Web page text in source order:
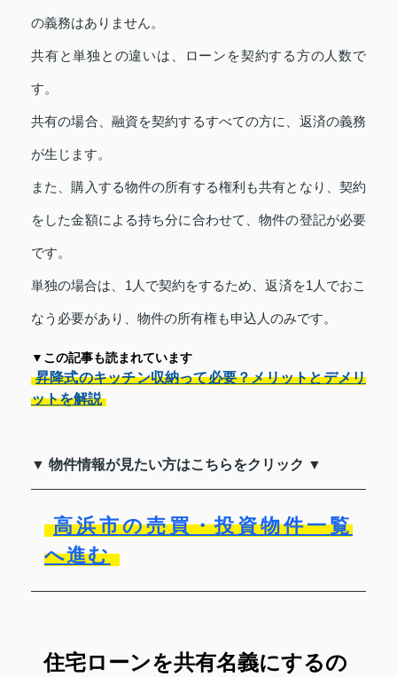
の義務はありません。
共有と単独との違いは、ローンを契約する方の人数で
す。
共有の場合、融資を契約するすべての方に、返済の義務
が生じます。
また、購入する物件の所有する権利も共有となり、契約
をした金額による持ち分に合わせて、物件の登記が必要
です。
単独の場合は、1人で契約をするため、返済を1人でおこ
なう必要があり、物件の所有権も申込人のみです。
▼この記事も読まれています
昇降式のキッチン収納って必要？メリットとデメリ
ットを解説
▼ 物件情報が見たい方はこちらをクリック ▼
高浜市の売買・投資物件一覧
へ進む
住宅ローンを共有名義にするの